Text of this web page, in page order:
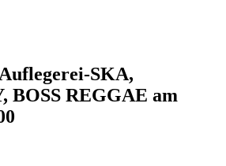
SKA,
BOSS REGGAE am